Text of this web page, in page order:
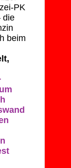
PK
die
beim